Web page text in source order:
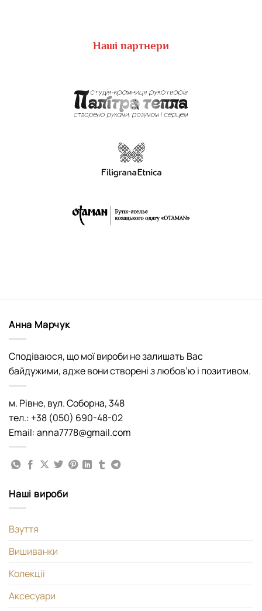
Наші партнери
Анна Марчук
Сподіваюся, що мої вироби не залишать Вас
байдужими, адже вони створені з любов’ю і позитивом.
м. Рівне, вул. Соборна, 348
тел.: +38 (050) 690-48-02
Email: anna7778@gmail.com
Наші вироби
Взуття
Вишиванки
Колекціі
Аксесуари